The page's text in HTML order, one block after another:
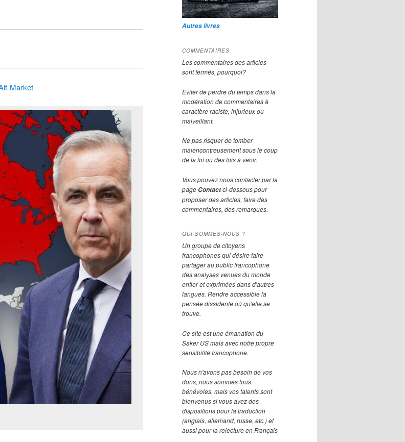
Market
Autres livres
COMMENTAIRES
Les commentaires des articles
sont fermés, pourquoi?
Eviter de perdre du temps dans la
modération de commentaires à
caractère raciste, injurieux ou
malveillant.
Ne pas risquer de tomber
malencontreusement sous le coup
de la loi ou des lois à venir.
Vous pouvez nous contacter par la
page Contactci-dessous pour
proposer des articles, faire des
commentaires, des remarques.
QUI SOMMES-NOUS ?
Un groupe de citoyens
francophones qui désire faire
partager au public francophone
des analyses venues du monde
entier et exprimées dans d'autres
langues. Rendre accessible la
pensée dissidente où qu'elle se
trouve.
Ce site est une émanation du
Saker US mais avec notre propre
sensibilité francophone.
Nous n'avons pas besoin de vos
dons, nous sommes tous
bénévoles, mais vos talents sont
bienvenus si vous avez des
dispositions pour la traduction
(anglais, allemand, russe, etc.) et
aussi pour la relecture en Français